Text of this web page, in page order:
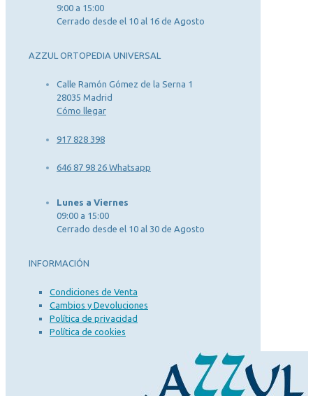
9:00 a 15:00
Cerrado desde el 10 al 16 de Agosto
AZZUL ORTOPEDIA UNIVERSAL
Calle Ramón Gómez de la Serna 1
28035 Madrid
Cómo llegar
917 828 398
646 87 98 26 Whatsapp
Lunes a Viernes
09:00 a 15:00
Cerrado desde el 10 al 30 de Agosto
INFORMACIÓN
Condiciones de Venta
Cambios y Devoluciones
Política de privacidad
Política de cookies